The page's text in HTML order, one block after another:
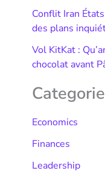
Conflit Iran
des plans
Vol KitKat :
chocolat avant
Economics
Finances
Leadership